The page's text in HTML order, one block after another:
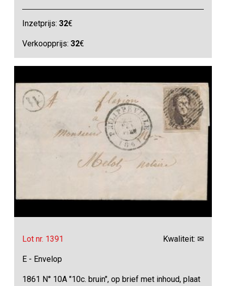
Inzetprijs:32€
Verkoopprijs:32€
Lot nr. 1391 Kwaliteit: ✉
E - Envelop
1861 N° 10A "10c. bruin", op brief met inhoud, plaat